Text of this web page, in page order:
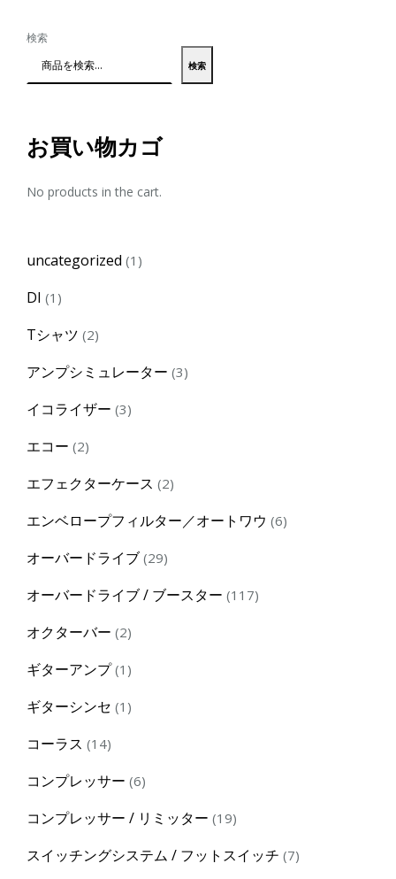
検索
検索
お買い物カゴ
No products in the cart.
uncategorized 1 1
DI 1 1
Tシャツ 22
アンプシミュレーター 33
イコライザー 33
エコー 22
エフェクターケース 22
エンベロープフィルター／オートワウ 66
オーバードライブ 2929
オーバードライブ / ブースター 117117
オクターバー 22
ギターアンプ 1 1
ギターシンセ 1 1
コーラス 1414
コンプレッサー 66
コンプレッサー / リミッター 1919
スイッチングシステム / フットスイッチ 77